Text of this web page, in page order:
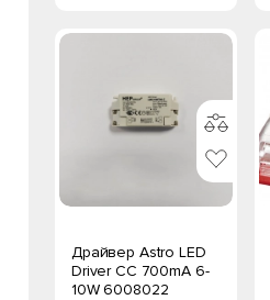
Драйвер Astro LED
Driver CC 700mA 6-
10W 6008022